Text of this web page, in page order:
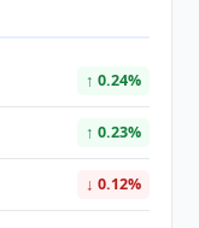
↑ 0.24%
↑ 0.23%
↓ 0.12%